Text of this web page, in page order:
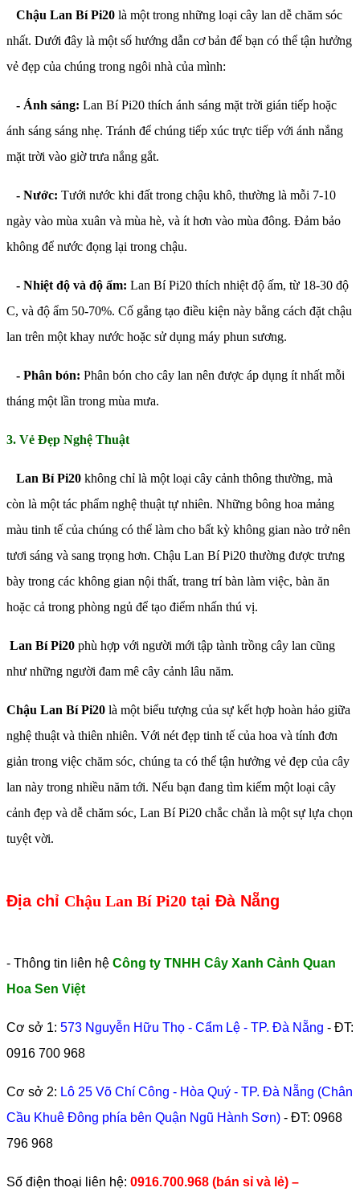
Chậu Lan Bí Pi20 là một trong những loại cây lan dễ chăm sóc
nhất. Dưới đây là một số hướng dẫn cơ bản để bạn có thể tận hưởng
vẻ đẹp của chúng trong ngôi nhà của mình:
- Ánh sáng: Lan Bí Pi20 thích ánh sáng mặt trời gián tiếp hoặc
ánh sáng sáng nhẹ. Tránh để chúng tiếp xúc trực tiếp với ánh nắng
mặt trời vào giờ trưa nắng gắt.
- Nước: Tưới nước khi đất trong chậu khô, thường là mỗi 7-10
ngày vào mùa xuân và mùa hè, và ít hơn vào mùa đông. Đảm bảo
không để nước đọng lại trong chậu.
- Nhiệt độ và độ ẩm: Lan Bí Pi20 thích nhiệt độ ấm, từ 18-30 độ
C, và độ ẩm 50-70%. Cố gắng tạo điều kiện này bằng cách đặt chậu
lan trên một khay nước hoặc sử dụng máy phun sương.
- Phân bón: Phân bón cho cây lan nên được áp dụng ít nhất mỗi
tháng một lần trong mùa mưa.
3. Vẻ Đẹp Nghệ Thuật
Lan Bí Pi20 không chỉ là một loại cây cảnh thông thường, mà
còn là một tác phẩm nghệ thuật tự nhiên. Những bông hoa mảng
màu tinh tế của chúng có thể làm cho bất kỳ không gian nào trở nên
tươi sáng và sang trọng hơn. Chậu Lan Bí Pi20 thường được trưng
bày trong các không gian nội thất, trang trí bàn làm việc, bàn ăn
hoặc cả trong phòng ngủ để tạo điểm nhấn thú vị.
Lan Bí Pi20 phù hợp với người mới tập tành trồng cây lan cũng
như những người đam mê cây cảnh lâu năm.
Chậu Lan Bí Pi20 là một biểu tượng của sự kết hợp hoàn hảo giữa
nghệ thuật và thiên nhiên. Với nét đẹp tinh tế của hoa và tính đơn
giản trong việc chăm sóc, chúng ta có thể tận hưởng vẻ đẹp của cây
lan này trong nhiều năm tới. Nếu bạn đang tìm kiếm một loại cây
cảnh đẹp và dễ chăm sóc, Lan Bí Pi20 chắc chắn là một sự lựa chọn
tuyệt vời.
Địa chỉ Chậu Lan Bí Pi20 tại Đà Nẵng
- Thông tin liên hệ Công ty TNHH Cây Xanh Cảnh Quan
Hoa Sen Việt
Cơ sở 1: 573 Nguyễn Hữu Thọ - Cẩm Lệ - TP. Đà Nẵng - ĐT:
0916 700 968
Cơ sở 2: Lô 25 Võ Chí Công - Hòa Quý - TP. Đà Nẵng (Chân
Cầu Khuê Đông phía bên Quận Ngũ Hành Sơn) - ĐT: 0968
796 968
​Số điện thoại liên hệ: 0916.700.968 (bán sỉ và lẻ) –